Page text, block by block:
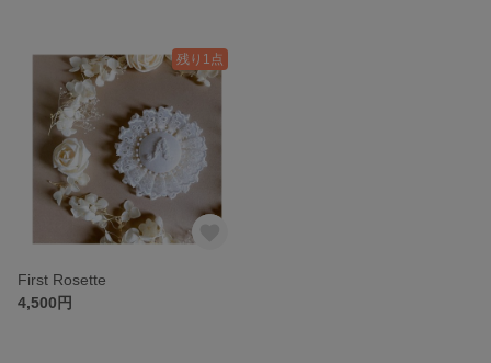
残り1点
First Rosette
4,500円